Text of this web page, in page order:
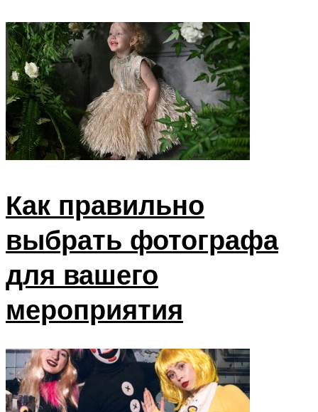
Как правильно
выбрать фотографа
для вашего
мероприятия